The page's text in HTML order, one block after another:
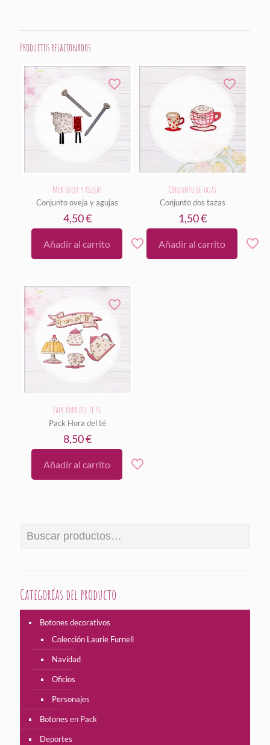
Productos relacionados
Pack oveja y agujas
Conjunto oveja y agujas
4,50€
Añadir al carrito
Conjunto de tazas
Conjunto dos tazas
1,50€
Añadir al carrito
Pack Hora del Té SL
Pack Hora del té
8,50€
Añadir al carrito
Categorías del producto
Botones decorativos
Colección Laurie Furnell
Navidad
Oficios
Personajes
Botones en Pack
Deportes